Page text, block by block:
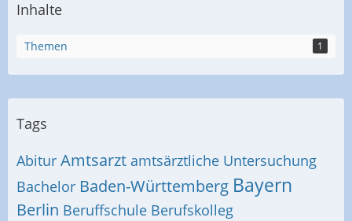
Inhalte
Themen 1
Tags
Abitur Amtsarzt amtsärztliche Untersuchung
Bachelor Baden-Württemberg Bayern
Berlin Beruffschule Berufskolleg